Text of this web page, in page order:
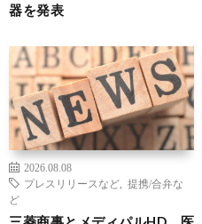
器を発表
2026.08.08
プレスリリースなど
提携/合弁な
ど